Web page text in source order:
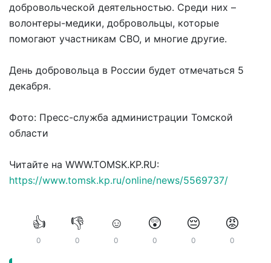
добровольческой деятельностью. Среди них –
волонтеры-медики, добровольцы, которые
помогают участникам СВО, и многие другие.
День добровольца в России будет отмечаться 5
декабря.
Фото: Пресс-служба администрации Томской
области
Читайте на WWW.TOMSK.KP.RU:
https://www.tomsk.kp.ru/online/news/5569737/
👍
0
👎
0
☺️
0
😲
0
😔
0
😡
0